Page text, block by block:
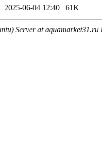
2025-06-04 12:40 61K
Server at aquamarket31.ru